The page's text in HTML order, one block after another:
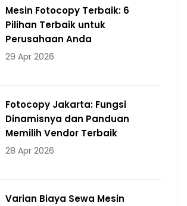
Mesin Fotocopy Terbaik: 6
Pilihan Terbaik untuk
Perusahaan Anda
29 Apr 2026
Fotocopy Jakarta: Fungsi
Dinamisnya dan Panduan
Memilih Vendor Terbaik
28 Apr 2026
Varian Biaya Sewa Mesin